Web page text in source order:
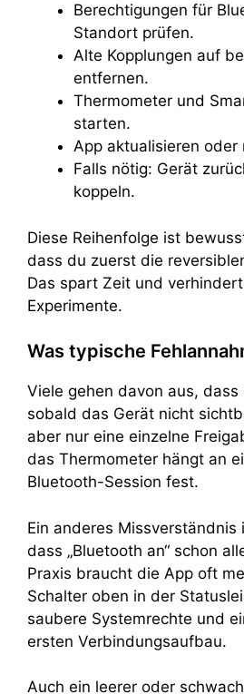
Berechtigungen für
Standort prüfen.
Alte Kopplungen auf
entfernen.
Thermometer und
starten.
App aktualisieren oder
Falls nötig: Gerät
koppeln.
Diese Reihenfolge ist
dass du zuerst die
Das spart Zeit und
Experimente.
Was typische
Viele gehen davon aus,
sobald das Gerät nicht
aber nur eine einzelne
das Thermometer hängt an
Bluetooth-Session fest.
Ein anderes Missverständnis
dass „Bluetooth an“ schon
Praxis braucht die App oft
Schalter oben in der
saubere Systemrechte und
ersten Verbindungsaufbau.
Auch ein leerer oder